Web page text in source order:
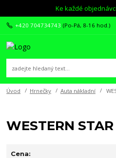
Ke každé
+420 704734743 (Po-Pá, 8-16 hod.)
Úvod Hrnečky Auta nákladní
WESTERN STAR
Cena: